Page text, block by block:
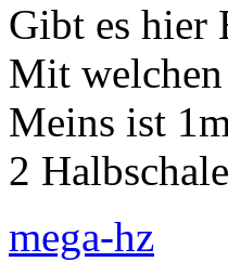
Gibt es hier
Mit welchen
Meins ist
2
mega-hz